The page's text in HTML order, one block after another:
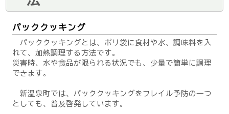
パッククッキング
パッククッキングとは、ポリ袋に食材や水、調味料を入
れて、加熱調理する方法です。
災害時、水や食品が限られる状況でも、少量で簡単に調理
できます。
新温泉町では、パッククッキングをフレイル予防の一つ
としても、普及啓発しています。